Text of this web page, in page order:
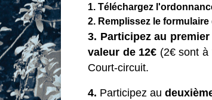
1. Téléchargez
2. Remplissez le
3. Participez au
valeur de 12€ (2€ sont à
Court-circuit.
4. Participez au